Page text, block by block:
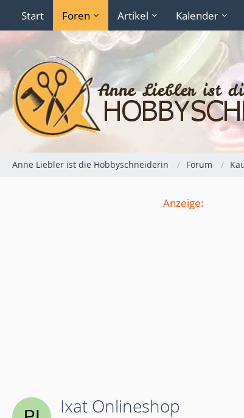
Start Foren Artikel Kalender
Anne Liebler ist die Hobbyschneiderin Forum
Anzeige:
Ixat Onlineshop